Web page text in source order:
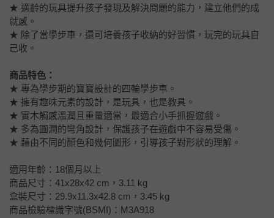
★ 適齡的玩具提升孩子發現及解決問題的能力，建立他們的成
就感。
★ 除了當學步車，還可培養孩子收納的好習慣，玩完的玩具自
己收。
商品特色：
★ 專為學步期的寶寶設計的四輪學步車。
★ 擁有趣味元素的設計，是玩具，也是教具。
★ 實木觸感溫潤且重量適當，最適合小手抓握遊戲。
★ 多為圓潤的彎角設計，保護孩子在遊戲中不容易受傷。
★ 藉由不同的顏色和幾何圖形，引導孩子對形狀的理解。
適用年齡：18個月以上
商品尺寸：41x28x42 cm，3.11 kg
盒裝尺寸：29.9x11.3x42.8 cm，3.45 kg
商品檢驗標識字號(BSMI)：M3A918